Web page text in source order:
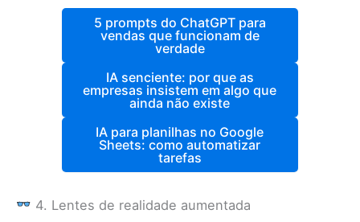
5 prompts do ChatGPT para
vendas que funcionam de
verdade
IA senciente: por que as
empresas insistem em algo que
ainda não existe
IA para planilhas no Google
Sheets: como automatizar
tarefas
4. Lentes de realidade aumentada